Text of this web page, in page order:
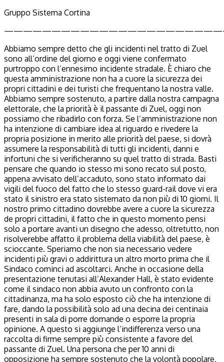
Gruppo Sistema Cortina
Abbiamo sempre detto che gli incidenti nel tratto di Zuel
sono all’ordine del giorno e oggi viene confermato
purtroppo con l’ennesimo incidente stradale. È chiaro che
questa amministrazione non ha a cuore la sicurezza dei
propri cittadini e dei turisti che frequentano la nostra valle.
Abbiamo sempre sostenuto, a partire dalla nostra campagna
elettorale, che la priorità è il passante di Zuel, oggi non
possiamo che ribadirlo con forza. Se l’amministrazione non
ha intenzione di cambiare idea al riguardo e rivedere la
propria posizione in merito alle priorità del paese, si dovrà
assumere la responsabilità di tutti gli incidenti, danni e
infortuni che si verificheranno su quel tratto di strada. Basti
pensare che quando io stesso mi sono recato sul posto,
appena avvisato dell’accaduto, sono stato informato dai
vigili del fuoco del fatto che lo stesso guard-rail dove vi era
stato il sinistro era stato sistemato da non più di 10 giorni. Il
nostro primo cittadino dovrebbe avere a cuore la sicurezza
de propri cittadini, il fatto che in questo momento pensi
solo a portare avanti un disegno che adesso, oltretutto, non
risolverebbe affatto il problema della viabilità del paese, è
scioccante. Speriamo che non sia necessario vedere
incidenti più gravi o addirittura un altro morto prima che il
Sindaco cominci ad ascoltarci. Anche in occasione della
presentazione tenutasi all’Alexander Hall, è stato evidente
come il sindaco non abbia avuto un confronto con la
cittadinanza, ma ha solo esposto ciò che ha intenzione di
fare, dando la possibilità solo ad una decina dei centinaia
presenti in sala di porre domande o esporre la propria
opinione. A questo si aggiunge l’indifferenza verso una
raccolta di firme sempre più consistente a favore del
passante di Zuel. Una persona che per 10 anni di
opposizione ha sempre sostenuto che la volontà popolare,